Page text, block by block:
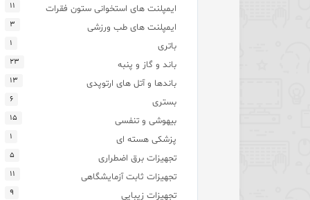
ایمپلنت های استخوانی ستون فقرات ۱۱
ایمپلنت های طب ورزشی ۳
باتری ۱
باند و گاز و پنبه ۲۳
باندها و آتل های ارتوپدی ۱۳
بستری ۶
بیهوشی و تنفسی ۱۵
پزشکی هسته ای ۱
تجهیزات برق اضطراری ۵
تجهیزات ثابت آزمایشگاهی ۱۱
تجهیزات زیبایی ۹